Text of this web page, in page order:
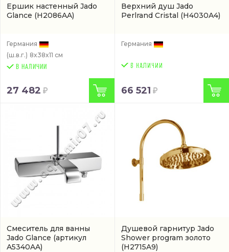
Ершик настенный Jado
Glance (H2086AA)
Германия
(ш.в.г.) 8x38x11 см
В НАЛИЧИИ
27 482
Верхний душ Jado
Perlrand Cristal (H4030A4)
Германия
66 521
Смеситель для ванны
Jado Glance (артикул
A5340AA)
Душевой гарнитур Jado
Shower program золото
(H2715A9)